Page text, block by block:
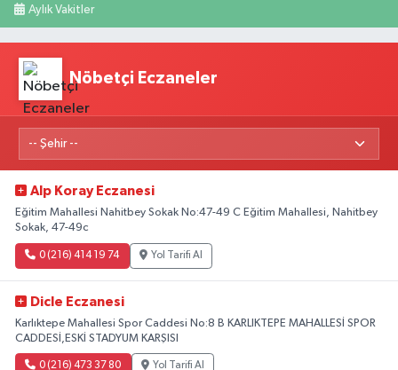
Aylık Vakitler
Nöbetçi Eczaneler
Alp Koray Eczanesi
Eğitim Mahallesi Nahitbey Sokak No:47-49 C Eğitim Mahallesi, Nahitbey
Sokak, 47-49c
0 (216) 414 19 74 Yol Tarifi Al
Dicle Eczanesi
Karlıktepe Mahallesi Spor Caddesi No:8 B KARLIKTEPE MAHALLESİ SPOR
CADDESİ,ESKİ STADYUM KARŞISI
0 (216) 473 37 80 Yol Tarifi Al